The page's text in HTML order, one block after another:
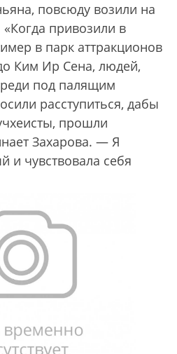
повсюду возили на
привозили в
в парк аттракционов
Ким Ир Сена, людей,
под палящим
расступиться, дабы
прошли
Захарова. — Я
и чувствовала себя